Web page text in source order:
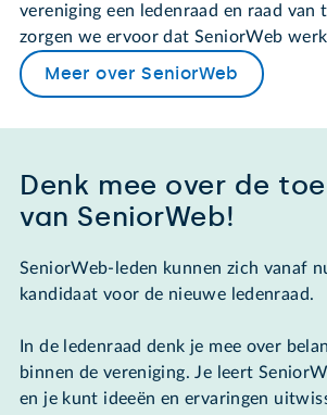
vereniging een ledenraad en raad van
zorgen we ervoor dat SeniorWeb
Meer over SeniorWeb
Denk mee over de
van SeniorWeb!
SeniorWeb-leden kunnen zich vanaf
kandidaat voor de nieuwe ledenraad.
In de ledenraad denk je mee over
binnen de vereniging. Je leert
en je kunt ideeën en ervaringen